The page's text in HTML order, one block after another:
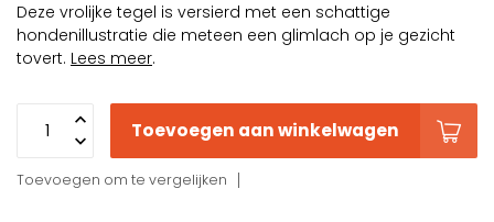
Deze vrolijke tegel is versierd met een schattige
hondenillustratie die meteen een glimlach op je gezicht
tovert. Lees meer.
Toevoegen aan winkelwagen
Toevoegen om te vergelijken